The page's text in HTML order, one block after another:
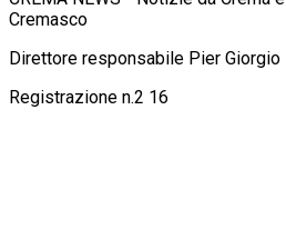
Cremasco
Direttore responsabile Pier Giorgio
Registrazione n.2 16